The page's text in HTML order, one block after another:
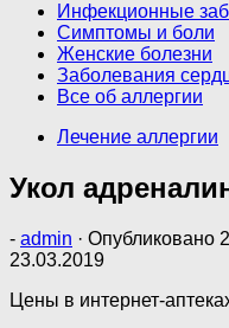
Инфекционные
Симптомы и боли
Женские болезни
Заболевания
Все об аллергии
Лечение аллергии
Укол
- admin · Опубликовано
23.03.2019
Цены в интернет-